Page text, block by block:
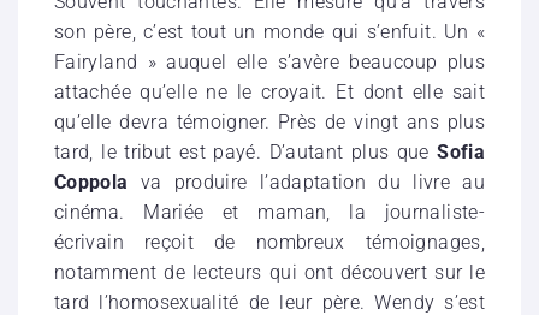
son père, c’est tout un monde qui s’enfuit. Un «
Fairyland » auquel elle s’avère beaucoup plus
attachée qu’elle ne le croyait. Et dont elle sait
qu’elle devra témoigner. Près de vingt ans plus
tard, le tribut est payé. D’autant plus queSofia
Coppola va produire l’adaptation du livre au
cinéma. Mariée et maman, la journaliste-
écrivain reçoit de nombreux témoignages,
notamment de lecteurs qui ont découvert sur le
tard l’homosexualité de leur père. Wendy s’est